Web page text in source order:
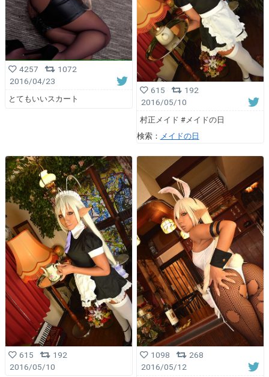
4257
1072
2016/04/23
とてもいいスカート
615
192
2016/05/10
村正メイド #メイドの日
検索： メイドの日
615
192
2016/05/10
1098
268
2016/05/12